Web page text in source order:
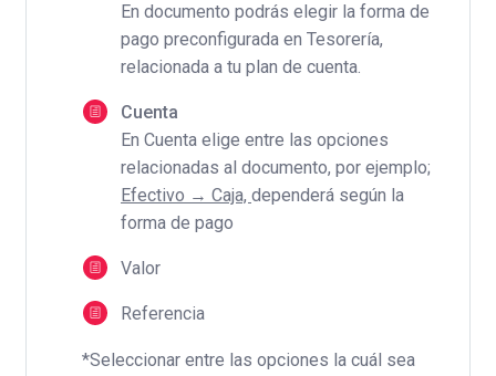
En documento podrás elegir la forma de
pago preconfigurada en Tesorería,
relacionada a tu plan de cuenta.
Cuenta
En Cuenta elige entre las opciones
relacionadas al documento, por ejemplo;
Efectivo → Caja, dependerá según la
forma de pago
Valor
Referencia
*Seleccionar entre las opciones la cuál sea